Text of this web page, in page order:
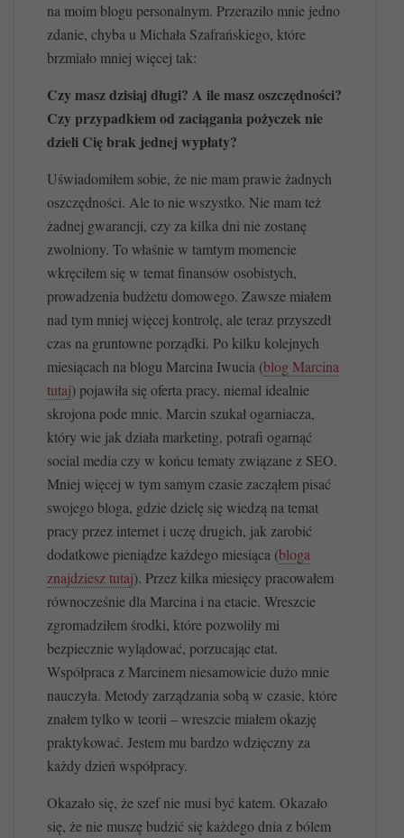
na moim blogu personalnym. Przeraziło mnie jedno
zdanie, chyba u Michała Szafrańskiego, które
brzmiało mniej więcej tak:
Czy masz dzisiaj długi? A ile masz oszczędności?
Czy przypadkiem od zaciągania pożyczek nie
dzieli Cię brak jednej wypłaty?
Uświadomiłem sobie, że nie mam prawie żadnych
oszczędności. Ale to nie wszystko. Nie mam też
żadnej gwarancji, czy za kilka dni nie zostanę
zwolniony. To właśnie w tamtym momencie
wkręciłem się w temat finansów osobistych,
prowadzenia budżetu domowego. Zawsze miałem
nad tym mniej więcej kontrolę, ale teraz przyszedł
czas na gruntowne porządki. Po kilku kolejnych
miesiącach na blogu Marcina Iwucia (blog Marcina
tutaj) pojawiła się oferta pracy, niemal idealnie
skrojona pode mnie. Marcin szukał ogarniacza,
który wie jak działa marketing, potrafi ogarnąć
social media czy w końcu tematy związane z SEO.
Mniej więcej w tym samym czasie zacząłem pisać
swojego bloga, gdzie dzielę się wiedzą na temat
pracy przez internet i uczę drugich, jak zarobić
dodatkowe pieniądze każdego miesiąca (bloga
znajdziesz tutaj). Przez kilka miesięcy pracowałem
równocześnie dla Marcina i na etacie. Wreszcie
zgromadziłem środki, które pozwoliły mi
bezpiecznie wylądować, porzucając etat.
Współpraca z Marcinem niesamowicie dużo mnie
nauczyła. Metody zarządzania sobą w czasie, które
znałem tylko w teorii – wreszcie miałem okazję
praktykować. Jestem mu bardzo wdzięczny za
każdy dzień współpracy.
Okazało się, że szef nie musi być katem. Okazało
się, że nie muszę budzić się każdego dnia z bólem